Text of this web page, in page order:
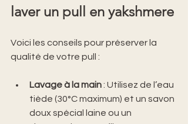
laver un pull en yakshmere
Voici les conseils pour préserver la
qualité de votre pull :
Lavage à la main : Utilisez de l’eau
tiède (30°C maximum) et un savon
doux spécial laine ou un